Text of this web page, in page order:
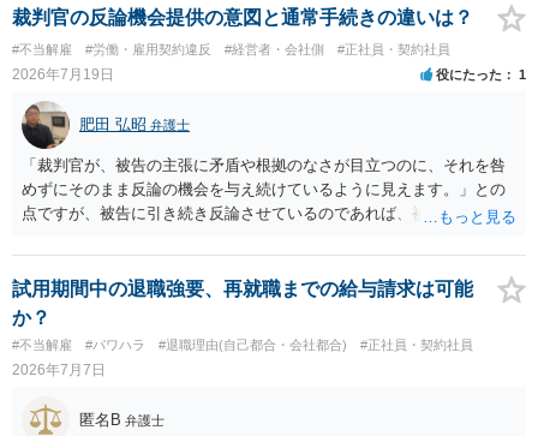
らいならサービスでしてくれるかもしれません。
裁判官の反論機会提供の意図と通常手続きの違いは？
#不当解雇 #労働・雇用契約違反 #経営者・会社側 #正社員・契約社員
2026年7月19日 役にたった 1
肥田 弘昭 弁護士
「裁判官が、被告の主張に矛盾や根拠のなさが目立つのに、それを咎
めずにそのまま反論の機会を与え続けているように見えます。」との
点ですが、被告に引き続き反論させているのであれば、被告の主張が
くしている場合があります。被告がこれ以上ありませんと言えば終わ
るかと思います。ご参考にしてください。
試用期間中の退職強要、再就職までの給与請求は可能
か？
#不当解雇 #パワハラ #退職理由(自己都合・会社都合) #正社員・契約社員
2026年7月7日
匿名B 弁護士